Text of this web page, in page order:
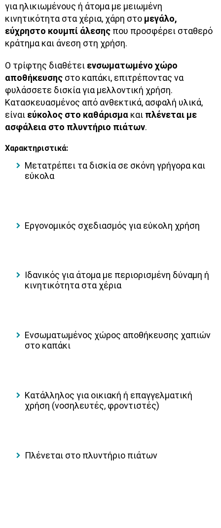
για ηλικιωμένους ή άτομα με μειωμένη
κινητικότητα στα χέρια, χάρη στο μεγάλο,
εύχρηστο κουμπί άλεσης που προσφέρει σταθερό
κράτημα και άνεση στη χρήση.
Ο τρίφτης διαθέτει ενσωματωμένο χώρο
αποθήκευσης στο καπάκι, επιτρέποντας να
φυλάσσετε δισκία για μελλοντική χρήση.
Κατασκευασμένος από ανθεκτικά, ασφαλή υλικά,
είναι εύκολος στο καθάρισμα και πλένεται με
ασφάλεια στο πλυντήριο πιάτων.
Χαρακτηριστικά:
Μετατρέπει τα δισκία σε σκόνη γρήγορα και
εύκολα
Εργονομικός σχεδιασμός για εύκολη χρήση
Ιδανικός για άτομα με περιορισμένη δύναμη ή
κινητικότητα στα χέρια
Ενσωματωμένος χώρος αποθήκευσης χαπιών
στο καπάκι
Κατάλληλος για οικιακή ή επαγγελματική
χρήση (νοσηλευτές, φροντιστές)
Πλένεται στο πλυντήριο πιάτων